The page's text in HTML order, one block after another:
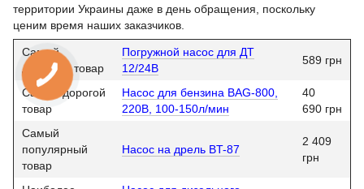
территории Украины даже в день обращения, поскольку
ценим время наших заказчиков.
Самый
дешевый товар
Погружной насос для ДТ
12/24В
589 грн
Самый дорогой
товар
Насос для бензина BAG-800,
220В, 100-150л/мин
40
690 грн
Самый
популярный
товар
Насос на дрель BT-87
2 409
грн